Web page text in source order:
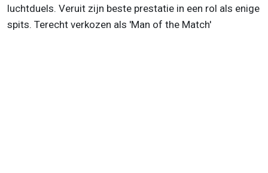
luchtduels. Veruit zijn beste prestatie in een rol als enige
spits. Terecht verkozen als 'Man of the Match'